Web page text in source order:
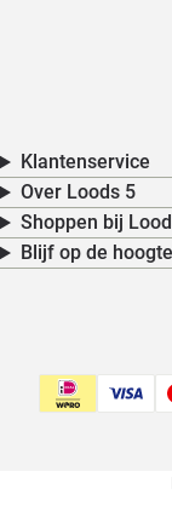
Klantenservice
Over Loods 5
Shoppen bij
Blijf op de hoogte